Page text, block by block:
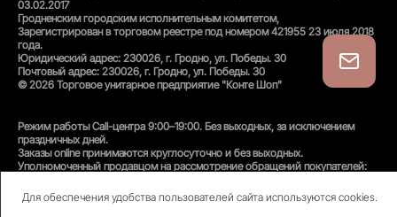
Для обеспечения удобства пользователей сайта используются cookies.
03.02.2017
Гродненским городским исполнительным комитетом,
Зарегистрирован в торговом реестре под номером 421955 23 июля 2018
года.
Юридический адрес: 230026, г. Гродно, ул. Победы. 30
Почтовый адрес: 230026, г. Гродно, ул. Победы. 30
© 2026 Торговое унитарное предприятие "Конте Шоп"
Режим работы Call-центра 9:00–19:00. Без выходных, за исключением
праздничных дней.
Заказы online принимаются круглосуточно и без выходных.
Уполномоченный продавцом на рассмотрение обращений покупателей:
Унитарного предприятия «Конте Шоп», тел:+375(152)50-94-35, email:
info@conteshop.by